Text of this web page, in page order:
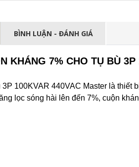
BÌNH LUẬN - ĐÁNH GIÁ
KHÁNG 7% CHO TỤ BÙ
100KVAR 440VAC Master là thiết
lọc sóng hài lên đến 7%, cuộn